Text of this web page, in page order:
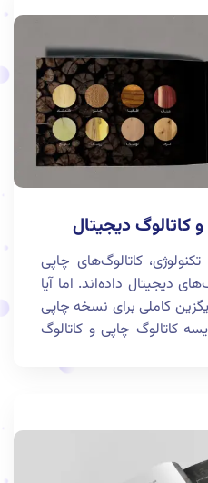
کاتالوگ دیجیتال
کاتالوگ‌های چاپی
دیجیتال داده‌اند. اما آیا
کاملی برای نسخه چاپی
کاتالوگ چاپی و کاتالوگ
و مدیران پروژه‌ای که به